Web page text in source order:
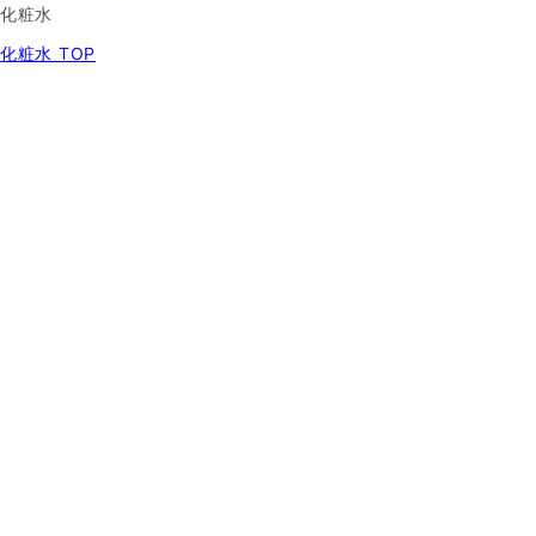
化粧水
化粧水 TOP